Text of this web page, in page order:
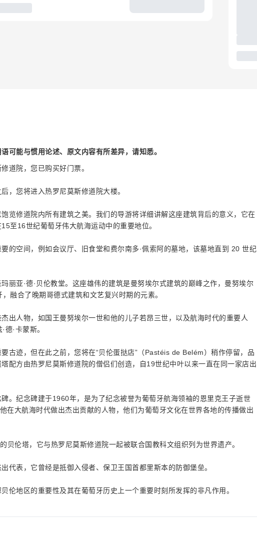
可能与惯用论述、原文内容有所差异，请知悉。
道院，您已购买好门票。
，您将进入热罗尼莫斯修道院大楼。
览修道院内所有建筑之美。我们的导游将详细讲解这座建筑背后的意义，它在
至16世纪葡萄牙伟大航海运动中的重要地位。
的空间，例如会议厅、旧食堂和费尔南多·佩索阿的墓地，该墓地直到 20 世纪
丽亚·德·贝伦教堂。这座雄伟的建筑是曼努埃尔式建筑的巅峰之作，曼努埃尔
融合了晚期哥德式建筑和文艺复兴时期的元素。
出人物，如国王曼努埃尔一世和他的儿子若昂三世，以及航海时代的重要人
德·卡蒙斯。
古迹，但在此之前，您将在“贝伦蛋挞店”（Pastéis de Belém）稍作停留，品
配方由热罗尼莫斯修道院的僧侣们创造，自19世纪中叶以来一直在同一家店出
。纪念碑建于1960年，是为了纪念被誉为葡萄牙航海领袖的恩里克王子逝世
在大航海时代做出杰出贡献的人物，他们为葡萄牙文化在世界各地的传播做出
贝伦塔，它与热罗尼莫斯修道院一起被联合国教科文组织列为世界遗产。
代表，它曾经是抵御入侵者、保卫王国首都里斯本的防御堡垒。
伦地区的重要性及其在葡萄牙历史上一个重要时刻所发挥的非凡作用。